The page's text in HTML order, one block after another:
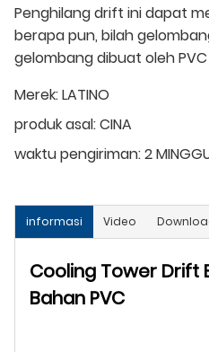
Penghilang drift ini dapat
berapa pun, bilah
gelombang dibuat oleh
Merek:LATINO
produk asal:CINA
waktu pengiriman:2
informasi Video
Cooling Tower Drift
Bahan PVC